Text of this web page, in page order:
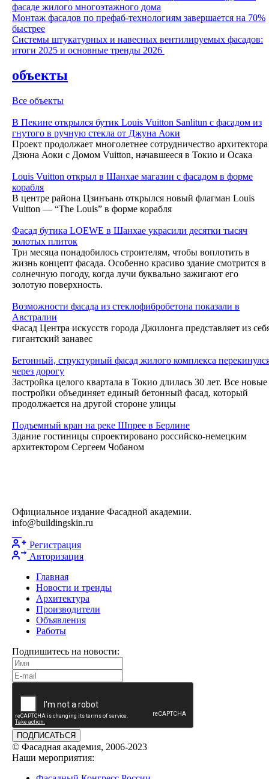
фасаде жилого многоэтажного дома
Монтаж фасадов по префаб-технологиям завершается на 70%
быстрее
Системы штукатурных и навесных вентилируемых фасадов:
итоги 2025 и основные тренды 2026
объекты
Все объекты
В Пекине открылся бутик Louis Vuitton Sanlitun с фасадом из
гнутого в ручную стекла от Джуна Аоки
Проект продолжает многолетнее сотрудничество архитектора
Дзюна Аоки с Домом Vuitton, начавшееся в Токио и Осака
Louis Vuitton открыл в Шанхае магазин с фасадом в форме
корабля
В центре района Цзинъань открылся новый флагман Louis
Vuitton — “The Louis” в форме корабля
Фасад бутика LOEWE в Шанхае украсили десятки тысяч
золотых плиток
Три месяца понадобилось строителям, чтобы воплотить в
жизнь концепт фасада. Особенно красиво здание смотрится в
солнечную погоду, когда лучи буквально зажигают его
золотую поверхность.
Возможности фасада из стеклофибробетона показали в
Австралии
Фасад Центра искусств города Джилонга представляет из
гигантский занавес
Бетонный, структурный фасад жилого комплекса
через дорогу
Застройка целого квартала в Токио длилась 30 лет. Все новые
постройки объединяет единый бетонный фасад, который
продолжается на другой стороне улицы
Подъемный кран на реке Шпрее в Берлине
Здание гостиницы спроектировано российско-немецким
архитектором Сергеем Чобаном
Официальное издание Фасадной академии.
info@buildingskin.ru
Регистрация
Авторизация
Главная
Новости и тренды
Архитектура
Производители
Объявления
Работы
Подпишитесь на новости:
ПОДПИСАТЬСЯ
© Фасадная академия, 2006-2023
Наши мероприятия: